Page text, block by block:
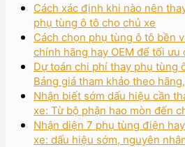
Cách xác định khi nào nên
phụ tùng ô tô cho chủ xe
Cách chọn phụ tùng ô tô bền
chính hãng hay OEM để tối ưu
Dự toán chi phí thay phụ tùng
Bảng giá tham khảo theo
Nhận biết sớm dấu hiệu cần
xe: Từ bộ phận hao mòn đến
Nhận diện 7 phụ tùng điện
xe: dấu hiệu sớm, nguyên